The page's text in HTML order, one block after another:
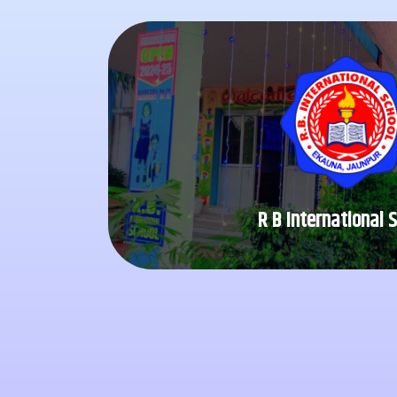
R B International
R B International
R.B. International School, Sewainala
established in 2018 under the
Shri Rajendra Kumar
Visit